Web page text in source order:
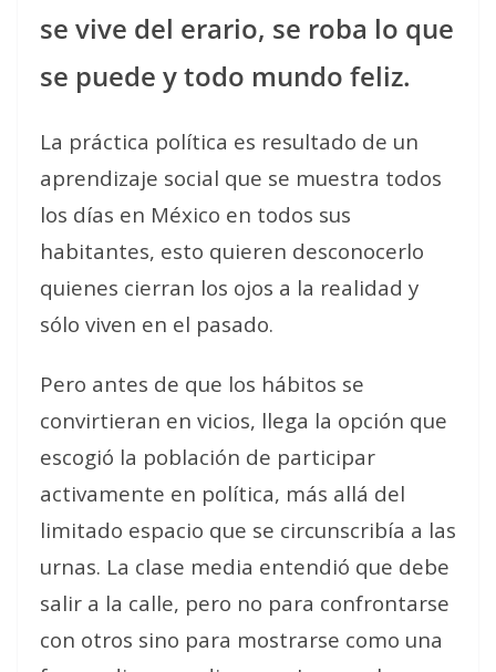
se vive del erario, se roba lo que
se puede y todo mundo feliz.
La práctica política es resultado de un
aprendizaje social que se muestra todos
los días en México en todos sus
habitantes, esto quieren desconocerlo
quienes cierran los ojos a la realidad y
sólo viven en el pasado.
Pero antes de que los hábitos se
convirtieran en vicios, llega la opción que
escogió la población de participar
activamente en política, más allá del
limitado espacio que se circunscribía a las
urnas. La clase media entendió que debe
salir a la calle, pero no para confrontarse
con otros sino para mostrarse como una